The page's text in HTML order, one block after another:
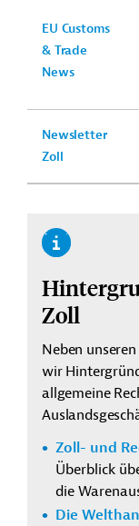
EU Customs
& Trade
News
Newsletter
Zoll
Zoll
Neben
wir
allgemeine
Zoll- und
Überblick
die
Die